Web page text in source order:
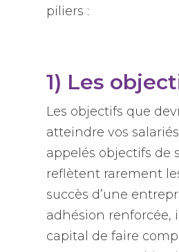
piliers :
1) Les
Les objectifs que
atteindre vos
appelés objectifs de
reflètent rarement
succès d’une
adhésion renforcée,
capital de faire